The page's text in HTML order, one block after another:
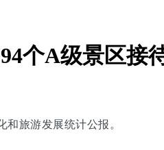
个A级景区接
和旅游发展统计公报。